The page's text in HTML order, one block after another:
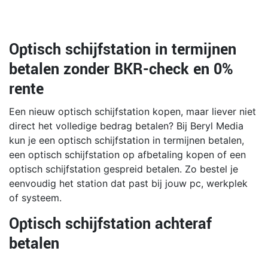
Optisch schijfstation in termijnen
betalen zonder BKR-check en 0%
rente
Een nieuw optisch schijfstation kopen, maar liever niet
direct het volledige bedrag betalen? Bij Beryl Media
kun je een optisch schijfstation in termijnen betalen,
een optisch schijfstation op afbetaling kopen of een
optisch schijfstation gespreid betalen. Zo bestel je
eenvoudig het station dat past bij jouw pc, werkplek
of systeem.
Optisch schijfstation achteraf
betalen